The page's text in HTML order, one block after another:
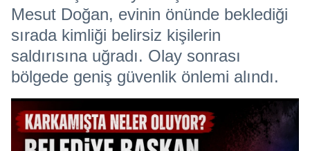
Mesut Doğan, evinin önünde beklediği
sırada kimliği belirsiz kişilerin
saldırısına uğradı. Olay sonrası
bölgede geniş güvenlik önlemi alındı.